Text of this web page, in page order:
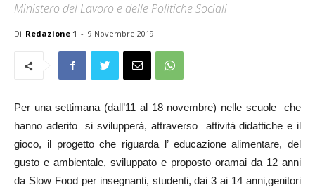
Ministero del Lavoro e delle Politiche Sociali
Di Redazione 1 - 9 Novembre 2019
Per una settimana (dall’11 al 18 novembre) nelle scuole che
hanno aderito si svilupperà, attraverso attività didattiche e il
gioco, il progetto che riguarda l’ educazione alimentare, del
gusto e ambientale, sviluppato e proposto oramai da 12 anni
da Slow Food per insegnanti, studenti, dai 3 ai 14 anni,genitori